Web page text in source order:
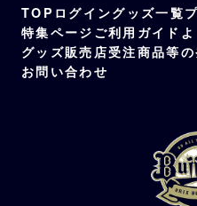
TOP ログイングッズ一覧
特集ページ ご利用ガイド
グッズ販売店受注商品等
お問い合わせ